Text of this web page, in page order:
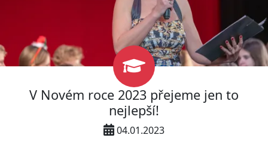
V Novém roce 2023 přejeme jen to
nejlepší!
04.01.2023